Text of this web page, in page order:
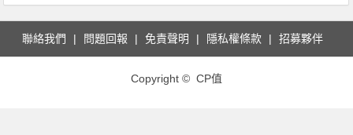
聯絡我們 問題回報 免責聲明 隱私權條款 招募夥伴
Copyright © CP值